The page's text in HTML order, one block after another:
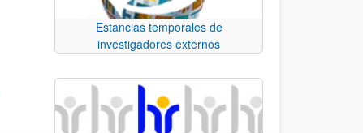
Estancias temporales de
investigadores externos